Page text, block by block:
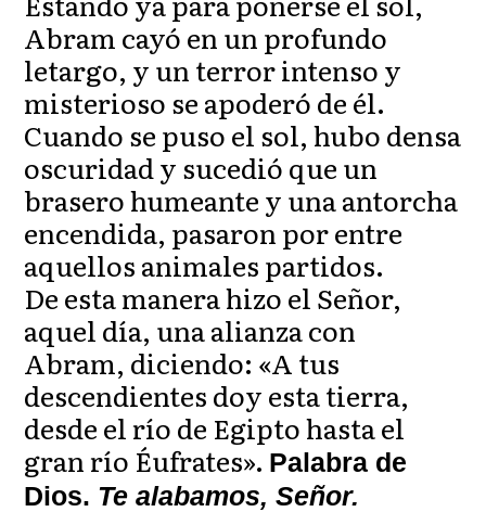
Abram cayó en un profundo
letargo, y un terror intenso y
misterioso se apoderó de él.
Cuando se puso el sol, hubo densa
oscuridad y sucedió que un
brasero humeante y una antorcha
encendida, pasaron por entre
aquellos animales partidos.
De esta manera hizo el Señor,
aquel día, una alianza con
Abram, diciendo: «A tus
descendientes doy esta tierra,
desde el río de Egipto hasta el
gran río Éufrates». Palabra de
Dios. Te alabamos, Señor.